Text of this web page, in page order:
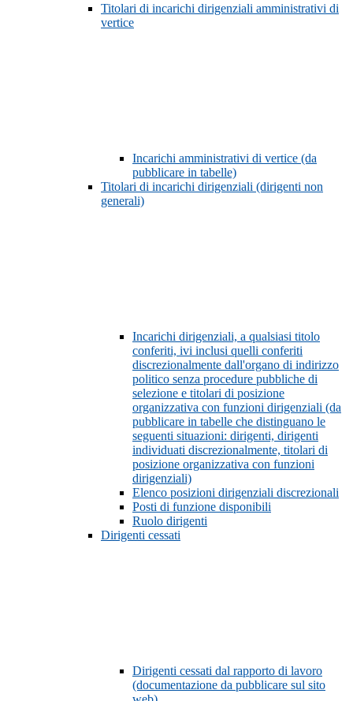
Titolari di incarichi dirigenziali amministrativi di
vertice
Incarichi amministrativi di vertice (da
pubblicare in tabelle)
Titolari di incarichi dirigenziali (dirigenti non
generali)
Incarichi dirigenziali, a qualsiasi titolo
conferiti, ivi inclusi quelli conferiti
discrezionalmente dall'organo di indirizzo
politico senza procedure pubbliche di
selezione e titolari di posizione
organizzativa con funzioni dirigenziali (da
pubblicare in tabelle che distinguano le
seguenti situazioni: dirigenti, dirigenti
individuati discrezionalmente, titolari di
posizione organizzativa con funzioni
dirigenziali)
Elenco posizioni dirigenziali discrezionali
Posti di funzione disponibili
Ruolo dirigenti
Dirigenti cessati
Dirigenti cessati dal rapporto di lavoro
(documentazione da pubblicare sul sito